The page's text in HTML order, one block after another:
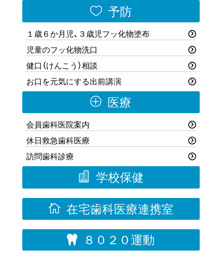
 予防
１歳６か月児、３歳児フッ化物塗布
児童のフッ化物洗口
健口（けんこう）相談
お口を元気にする出前講演
P 医療
会員歯科医院案内
休日救急歯科医療
訪問歯科診療
 学校保健
 在宅歯科医療連携室
 ８０２０運動